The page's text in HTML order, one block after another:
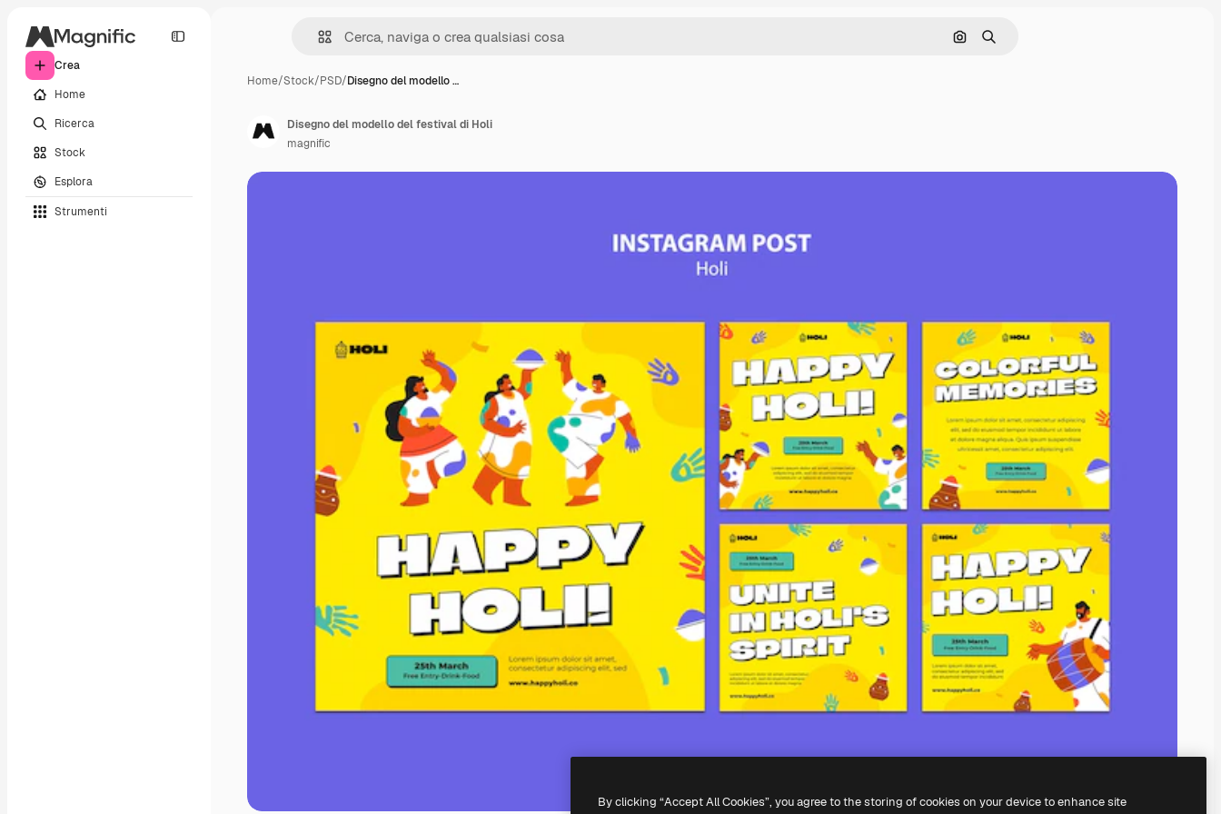
Crea
Home
Ricerca
Stock
Esplora
Strumenti
Cerca per immagine
Ricerca
Home/Stock/PSD/Disegno del modello …
Disegno del modello del festival di Holi
magnific
By clicking “Accept All Cookies”, you agree to the storing of cookies on your device to enhance site